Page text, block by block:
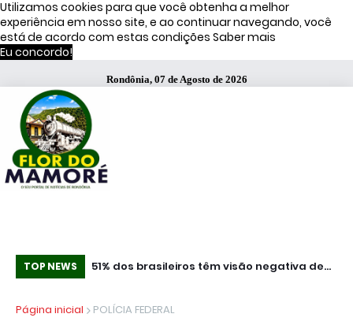
Utilizamos cookies para que você obtenha a melhor
experiência em nosso site, e ao continuar navegando, você
está de acordo com estas condições Saber mais
Eu concordo!
Rondônia, 07 de Agosto de 2026
TOP NEWS
Operação
51% dos brasileiros têm visão negativa de
Página inicial
POLÍCIA FEDERAL